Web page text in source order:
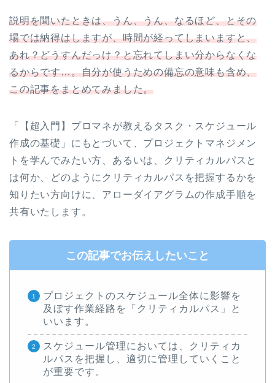
説明を聞いたときは、うん、うん、なるほど、とその
場では納得はしますが、時間が経ってしまいますと、
あれ？どうすんだっけ？と忘れてしまい分からなくな
るからです…。自分が使うための備忘の意味も含め、
この記事をまとめてみました。
「【超入門】プロマネが教えるタスク・スケジュール
作成の基礎」にもとづいて、プロジェクトマネジメン
トを学んでみたい方、あるいは、クリティカルパスと
は何か、どのようにクリティカルパスを把握するかを
知りたい方向けに、アローダイアグラムの作成手順を
共有いたします。
この記事でお伝えしたいこと
プロジェクトのスケジュール全体に影響を
及ぼす作業経路を「クリティカルパス」と
いいます。
スケジュール管理においては、クリティカ
ルパスを把握し、適切に管理していくこと
が重要です。